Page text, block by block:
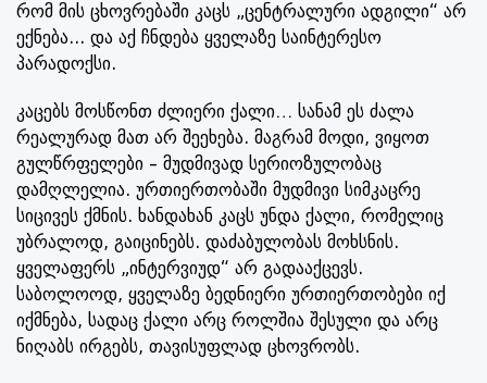
რომ მის ცხოვრებაში კაცს „ცენტრალური ადგილი“ არ
ექნება... და აქ ჩნდება ყველაზე საინტერესო
პარადოქსი.
კაცებს მოსწონთ ძლიერი ქალი… სანამ ეს ძალა
რეალურად მათ არ შეეხება. მაგრამ მოდი, ვიყოთ
გულწრფელები – მუდმივად სერიოზულობაც
დამღლელია. ურთიერთობაში მუდმივი სიმკაცრე
სიცივეს ქმნის. ხანდახან კაცს უნდა ქალი, რომელიც
უბრალოდ, გაიცინებს. დაძაბულობას მოხსნის.
ყველაფერს „ინტერვიუდ“ არ გადააქცევს.
საბოლოოდ, ყველაზე ბედნიერი ურთიერთობები იქ
იქმნება, სადაც ქალი არც როლშია შესული და არც
ნიღაბს ირგებს, თავისუფლად ცხოვრობს.